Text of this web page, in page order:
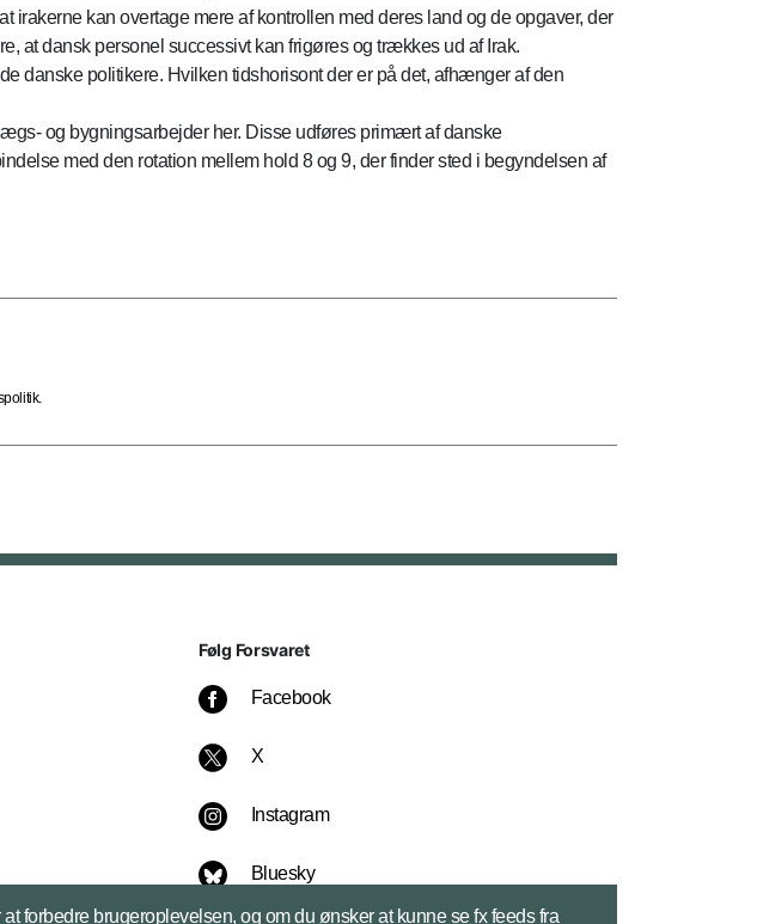
irakerne kan overtage mere af kontrollen med deres land og de opgaver, der
at dansk personel successivt kan frigøres og trækkes ud af Irak.
danske politikere. Hvilken tidshorisont der er på det, afhænger af den
og bygningsarbejder her. Disse udføres primært af danske
med den rotation mellem hold 8 og 9, der finder sted i begyndelsen af
Følg Forsvaret
Facebook
X
Instagram
Bluesky
forbedre brugeroplevelsen, og om du ønsker at kunne se fx feeds fra